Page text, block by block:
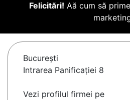
Felicitări! Aă cum să
Bucureşti
Intrarea Panificației 8
Vezi profilul firmei pe